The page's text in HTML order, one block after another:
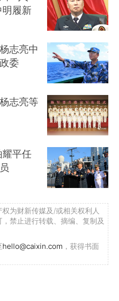
履新
志亮中
委
志亮等
耀平任
为财新传媒及/或相关权利人
禁止进行转载、摘编、复制及
hello@caixin.com ，获得书面